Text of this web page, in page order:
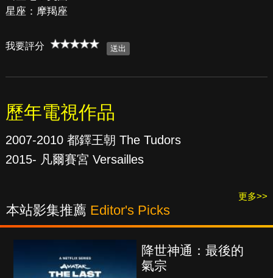
星座：摩羯座
我要評分
歷年電視作品
2007-2010 都鐸王朝 The Tudors
2015- 凡爾賽宮 Versailles
更多>>
本站影集推薦 Editor's Picks
降世神通：最後的
氣宗